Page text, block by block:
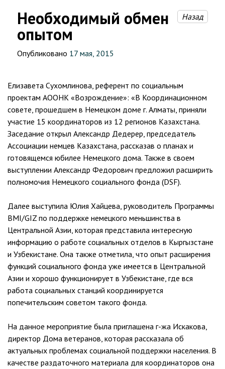
Необходимый обмен
опытом
Назад
Опубликовано 17 мая, 2015
Елизавета Сухомлинова, референт по социальным
проектам АООНК «Возрождение»: «В Координационном
совете, прошедшем в Немецком доме г. Алматы, приняли
участие 15 координаторов из 12 регионов Казахстана.
Заседание открыл Александр Дедерер, председатель
Ассоциации немцев Казахстана, рассказав о планах и
готовящемся юбилее Немецкого дома. Также в своем
выступлении Александр Федорович предложил расширить
полномочия Немецкого социального фонда (DSF).
Далее выступила Юлия Хайцева, руководитель Программы
BMI/GIZ по поддержке немецкого меньшинства в
Центральной Азии, которая представила интересную
информацию о работе социальных отделов в Кыргызстане
и Узбекистане. Она также отметила, что опыт расширения
функций социального фонда уже имеется в Центральной
Азии и хорошо функционирует в Узбекистане, где вся
работа социальных станций координируется
попечительским советом такого фонда.
На данное мероприятие была приглашена г-жа Искакова,
директор Дома ветеранов, которая рассказала об
актуальных проблемах социальной поддержки населения. В
качестве раздаточного материала для координаторов она